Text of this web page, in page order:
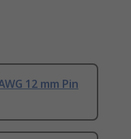
12 mm Pin